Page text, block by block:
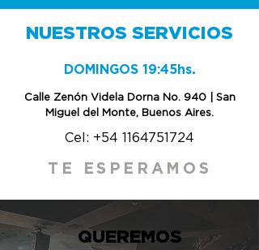
NUESTROS SERVICIOS
DOMINGOS 19:45hs.
Calle Zenón Videla Dorna No. 940 | San
Miguel del Monte, Buenos Aires.
Cel: +54 1164751724
TE ESPERAMOS
QUEREMOS